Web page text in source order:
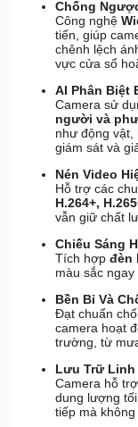
Chống
Công nghệ
tiến, giúp
chênh lệch
vực cửa sổ
AI Phân Biệt
Camera sử
người và
như động
giám sát và
Nén Video
Hỗ trợ các
H.264+,
vẫn giữ chất
Chiếu Sáng
Tích hợpđèn
màu sắc
Bền Bỉ Và
Đạt chuẩn
camera hoạt
trường, từ
Lưu Trữ Linh
Camera hỗ
dung lượng
tiếp mà